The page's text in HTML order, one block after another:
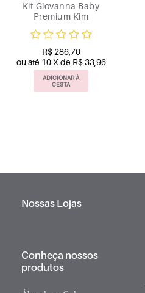
Kit Giovanna Baby
Premium Kim
R$ 286,70
ou até 10 X de R$ 33,96
ADICIONAR À
CESTA
Nossas Lojas
Conheça nossos
produtos